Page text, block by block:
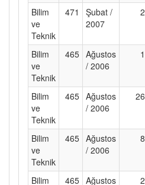
Bilim
ve
Teknik
471
Şubat /
2007
2
Bilim
ve
Teknik
465 Ağustos
/ 2006
1
Bilim
ve
Teknik
465 Ağustos
/ 2006
26
Bilim
ve
Teknik
465 Ağustos
/ 2006
8
Bilim 465 Ağustos 2